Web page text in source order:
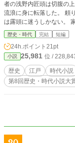
者の浅野内匠頭は切腹の
流浪に身に転落した。 頼
は露頭に迷うしかない。
歴史・時代 完結 短編
24h.ポイント 21pt
小説 25,981 位 /
歴史 江戸 時代小説
第8回歴史・時代小説大